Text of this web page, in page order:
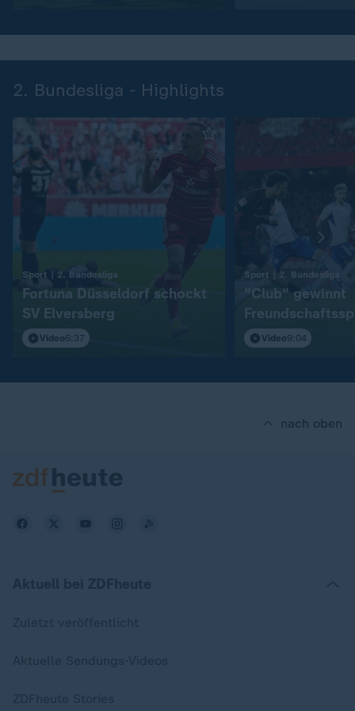
2. Bundesliga - Highlights
Sport | 2. Bundesliga
Fortuna Düsseldorf schockt
SV Elversberg
Video6:37
Sport | 2. Bundesliga
"Club" gewinnt
S04Video9:04
nach oben